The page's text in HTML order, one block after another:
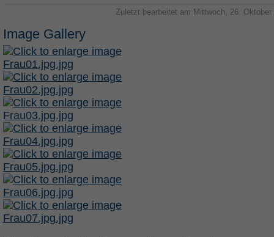
Zuletzt bearbeitet am Mittwoch, 26. Oktober
Image Gallery